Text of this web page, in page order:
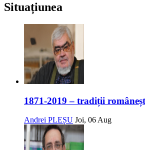
Situațiunea
1871-2019 – tradiții
Andrei PLEȘU Joi, 06 Aug